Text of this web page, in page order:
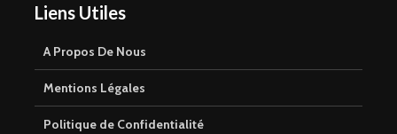
Liens Utiles
A Propos De Nous
Mentions Légales
Politique de Confidentialité